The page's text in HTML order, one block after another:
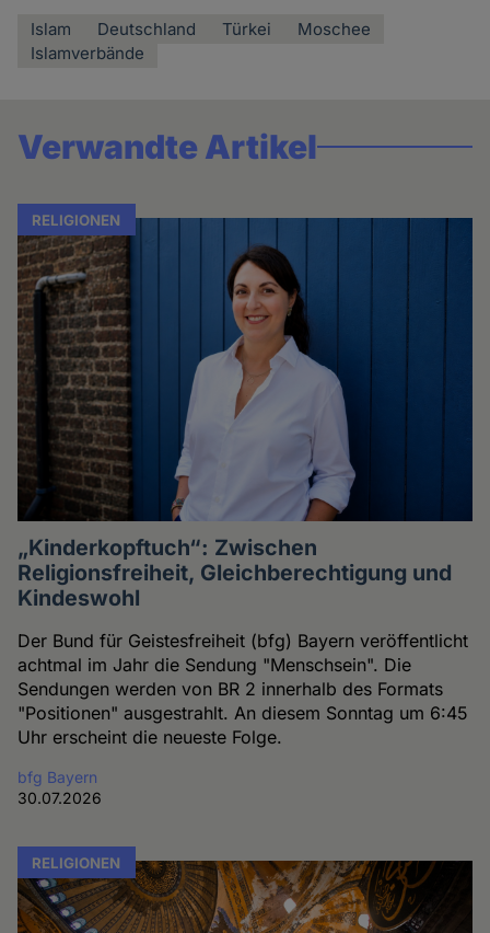
Islam Deutschland Türkei
Moschee
Islamverbände
Verwandte Artikel
RELIGIONEN
„Kinderkopftuch“: Zwischen
Religionsfreiheit, Gleichberechtigung und
Kindeswohl
Der Bund für Geistesfreiheit (bfg) Bayern veröffentlicht
achtmal im Jahr die Sendung "Menschsein". Die
Sendungen werden von BR 2 innerhalb des Formats
"Positionen" ausgestrahlt. An diesem Sonntag um 6:45
Uhr erscheint die neueste Folge.
bfg Bayern
30.07.2026
RELIGIONEN